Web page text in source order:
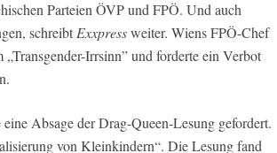
Parteien ÖVP und FPÖ. Und auch
schreibtExxpressweiter. Wiens FPÖ-Chef
Irrsinn” und forderte ein Verbot
Absage der Drag-Queen-Lesung gefordert.
von Kleinkindern“. Die Lesung fand